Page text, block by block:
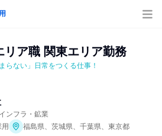
リア職 関東エリア勤務
らない」日常をつくる仕事！
ンフラ・鉱業
福島県、茨城県、千葉県、東京都